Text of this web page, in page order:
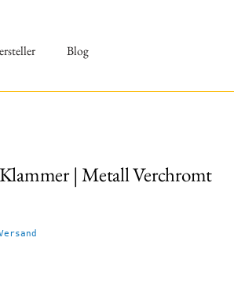
Blog
| Metall Verchromt